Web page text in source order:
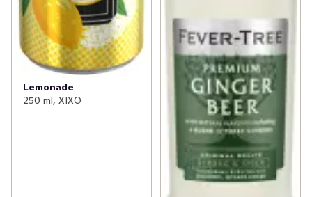
Lemonade
250 ml, XIXO